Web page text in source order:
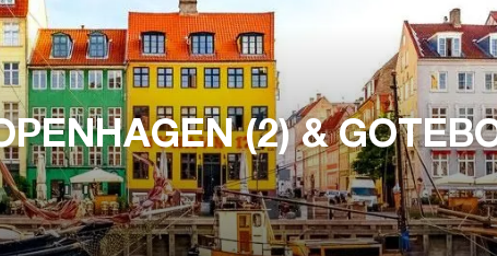
(2) &